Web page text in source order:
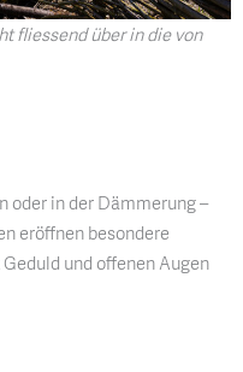
fliessend über in die von
oder in der Dämmerung –
eröffnen besondere
und offenen Augen